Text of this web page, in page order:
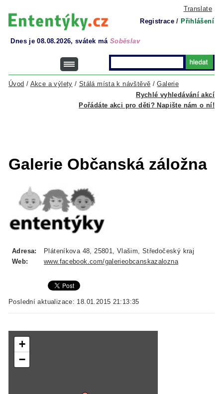
Translate
Registrace / Přihlášení
Dnes je 08.08.2026, svátek má Soběslav
Rychlé vyhledávání akcí
Úvod / Akce a výlety / Stálá místa k návštěvě /Galerie
Pořádáte akci pro děti? Napište nám o ní!
Galerie Občanská záložna
Adresa:
Pláteníkova 48, 25801, Vlašim, Středočeský kraj
Web:
www.facebook.com/galerieobcanskazalozna
Poslední aktualizace: 18.01.2015 21:13:35
+
−